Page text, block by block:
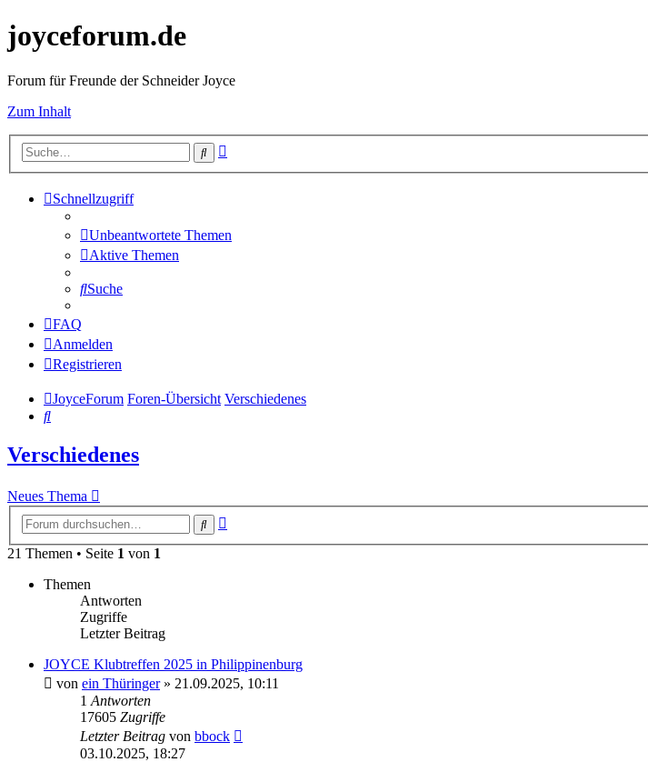
joyceforum.de
Forum für Freunde der Schneider Joyce
Zum Inhalt
Suche
Schnellzugriff
Unbeantwortete Themen
Aktive Themen
Suche
FAQ
Anmelden
Registrieren
JoyceForum Foren-Übersicht Verschiedenes
Suche
Verschiedenes
Neues Thema
Suche
21 Themen • Seite 1 von 1
Themen
Antworten
Zugriffe
Letzter Beitrag
JOYCE Klubtreffen 2025 in Philippinenburg
von ein Thüringer» 21.09.2025, 10:11
1 Antworten
17605 Zugriffe
Letzter Beitrag von bbock
03.10.2025, 18:27